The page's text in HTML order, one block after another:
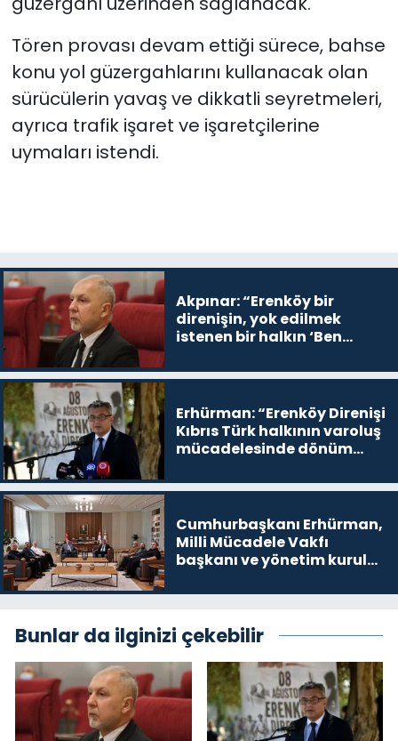
Tören provası devam ettiği sürece, bahse
konu yol güzergahlarını kullanacak olan
sürücülerin yavaş ve dikkatli seyretmeleri,
ayrıca trafik işaret ve işaretçilerine
uymaları istendi.
Akpınar: “Erenköy bir
direnişin, yok edilmek
istenen bir halkın ‘Ben
devam edeceğim’ dediği
Erhürman: “Erenköy Direnişi
Kıbrıs Türk halkının varoluş
mücadelesinde dönüm
Cumhurbaşkanı Erhürman,
Milli Mücadele Vakfı
başkanı ve yönetim kurulu
Bunlar da ilginizi çekebilir